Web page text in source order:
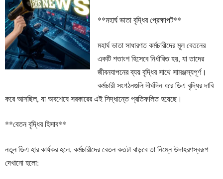
**মহার্ঘ ভাতা বৃদ্ধির প্রেক্ষাপট**
মহার্ঘ ভাতা সাধারণত কর্মচারীদের মূল বেতনের
একটি শতাংশ হিসেবে নির্ধারিত হয়, যা তাদের
জীবনযাপনের ব্যয় বৃদ্ধির সাথে সামঞ্জস্যপূর্ণ।
কর্মচারী সংগঠনগুলি দীর্ঘদিন ধরে ডিএ বৃদ্ধির দাবি
করে আসছিল, যা অবশেষে সরকারের এই সিদ্ধান্তে প্রতিফলিত হয়েছে।
**বেতন বৃদ্ধির হিসাব**
নতুন ডিএ হার কার্যকর হলে, কর্মচারীদের বেতন কতটা বাড়বে তা নিম্নে উদাহরণস্বরূপ
দেখানো হলো: